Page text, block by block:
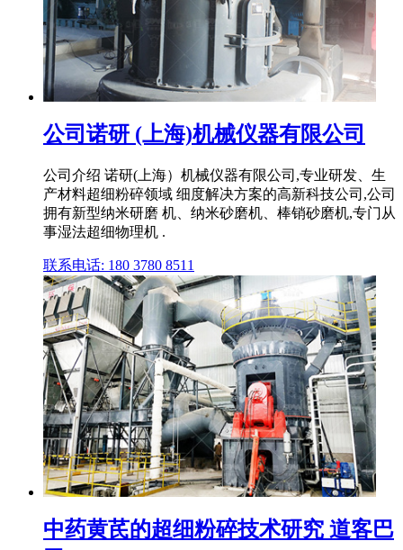
公司诺研 (上海)机械仪器有限公司
公司介绍 诺研(上海）机械仪器有限公司,专业研发、生
产材料超细粉碎领域 细度解决方案的高新科技公司,公司
拥有新型纳米研磨 机、纳米砂磨机、棒销砂磨机,专门从
事湿法超细物理机 .
联系电话: 180 3780 8511
中药黄芪的超细粉碎技术研究 道客巴